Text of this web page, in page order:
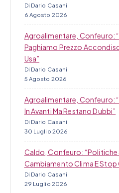
Di Dario Casani
6 Agosto 2026
Agroalimentare, Confeuro:
Paghiamo Prezzo
Usa”
Di Dario Casani
5 Agosto 2026
Agroalimentare, Confeuro:
In Avanti Ma Restano Dubbi”
Di Dario Casani
30 Luglio 2026
Caldo, Confeuro:
Cambiamento Clima E Stop
Di Dario Casani
29 Luglio 2026